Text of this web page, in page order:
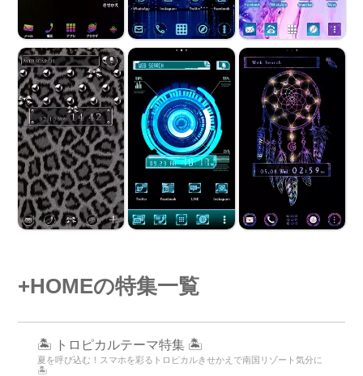
+HOMEの特集一覧
🏝️ トロピカルテーマ特集 🏝️
夏を呼び込む！スマホを彩るトロピカルきせかえで南国リゾート気分に
🏝️